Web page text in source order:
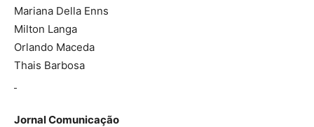
Mariana Della Enns
Milton Langa
Orlando Maceda
Thais Barbosa
Jornal Comunicação